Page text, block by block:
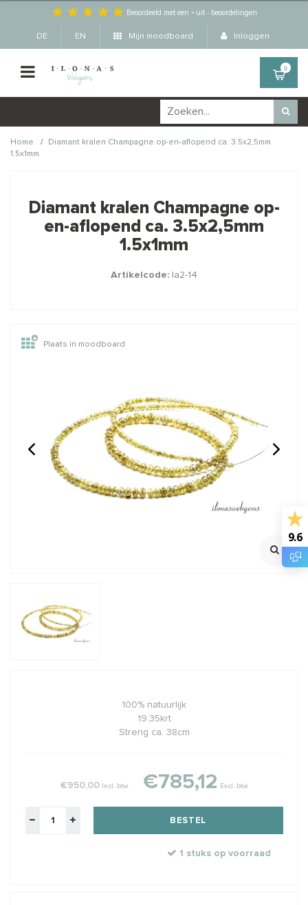
Beoordeeld met een - uit -beoordelingen
DE EN Mijn moodboard Inloggen
0
Home /
Diamant kralen Champagne op-en-aflopend ca. 3.5x2,5mm
1.5x1mm
producten ook interessant
voor je?
Hollands' rondel ca.
€34,95 Incl. btw
Excl. btw
Vermeil ball
chain/ketting
Schakel ca. 1mm
Lengte 45cm
€12,75 Incl. btw
€10,54
Diamant kralen Champagne op-
en-aflopend ca. 3.5x2,5mm
1.5x1mm
Artikelcode: la2-14
Plaats in moodboard
100% natuurlijk
19.35krt
Streng ca. 38cm
€950,00 Incl. btw €785,12 Excl. btw
BESTEL
1 stuks op voorraad
9.6